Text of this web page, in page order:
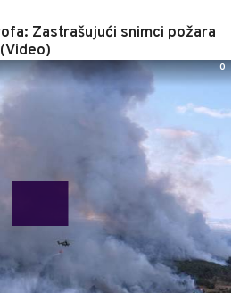
Zastrašujući snimci požara
0